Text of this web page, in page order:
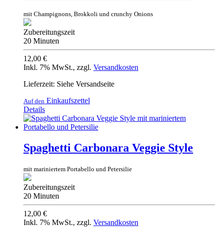
mit Champignons, Brokkoli und crunchy Onions
Zubereitungszeit
20 Minuten
12,00 €
Inkl. 7% MwSt., zzgl. Versandkosten
Lieferzeit: Siehe Versandseite
Auf den Einkaufszettel
Details
Spaghetti Carbonara Veggie Style
mit mariniertem Portabello und Petersilie
Zubereitungszeit
20 Minuten
12,00 €
Inkl. 7% MwSt., zzgl. Versandkosten